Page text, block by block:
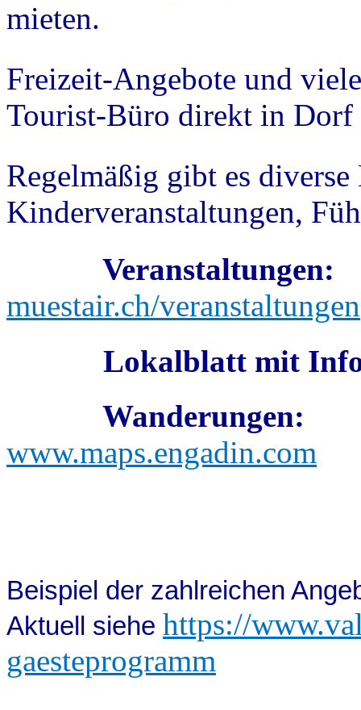
mieten.
Freizeit-Angebote und
Tourist-Büro direkt in
Regelmäßig gibt es
Kinderveranstaltungen,
Veranstaltungen:
muestair.ch/veranstaltungen
Lokalblatt mit
Wanderungen:
www.maps.engadin.com
Beispiel der zahlreichen
Aktuell siehe https://
gaesteprogramm